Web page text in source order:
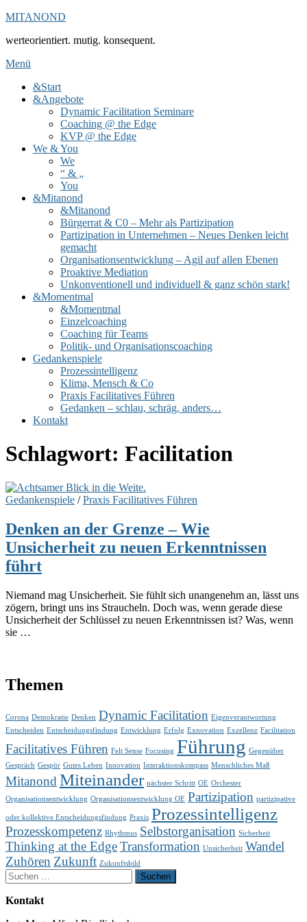
Zum
springen
MITANOND
werteorientiert. mutig. konsequent.
Menü
&Start
&Angebote
Dynamic Facilitation Seminare
Coaching @ the Edge
KVP @ the Edge
We & You
We
“ & „
You
&Mitanond
&Mitanond
Bürgerrat & C0 – Mehr als Partizipation
Partizipation in Unternehmen – Neues Denken leicht
gemacht
Organisationsentwicklung – Agil auf allen Ebenen
Proaktive Mediation
Unkonventionell und individuell & ganz schön stark!
&Momentmal
&Momentmal
Einzelcoaching
Coaching für Teams
Politik- und Organisationscoaching
Gedankenspiele
Prozessintelligenz
Klima, Mensch & Co
Praxis Facilitatives Führen
Gedanken – schlau, schräg, anders…
Kontakt
Schlagwort: Facilitation
Gedankenspiele /Praxis Facilitatives Führen
Denken an der Grenze – Wie
Unsicherheit zu neuen Erkenntnissen
führt
Niemand mag Unsicherheit. Sie fühlt sich unangenehm an, lässt uns
zögern, bringt uns ins Straucheln. Doch was, wenn gerade diese
Unsicherheit der Schlüssel zu neuen Erkenntnissen ist? Was, wenn
sie …
Themen
Corona Demokratie Denken Dynamic Facilitation Eigenverantwortung
Entscheiden Entscheidungsfindung Entwicklung Erfolg Exnovation Exzellenz Facilitation
Facilitatives Führen Felt Sense Focusing Führung Gegenüber
Gespräch Gespür Gutes Leben Innovation Interaktionskompass Menschliches Maß
Mitanond Miteinander nächster Schritt OE Orchester
Organisationsentwicklung Organisationsentwicklung OE Partizipation partizipative
oder kollektive Entscheidungsfindung Praxis Prozessintelligenz
Prozesskompetenz Rhythmus Selbstorganisation Sicherheit
Thinking at the EdgeTransformation Unsicherheit Wandel
Zuhören Zukunft Zukunftsbild
Suchen
nach:
Kontakt